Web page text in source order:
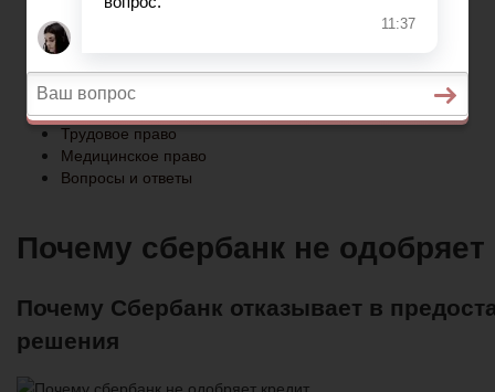
Вопросы и ответы
Главная
Военное право
Гражданство
Трудовое право
Медицинское право
Вопросы и ответы
Почему сбербанк не одобряет
Почему Сбербанк отказывает в
решения